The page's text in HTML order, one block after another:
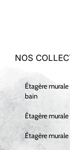
NOS
Étagère
bain
Étagère
Étagère